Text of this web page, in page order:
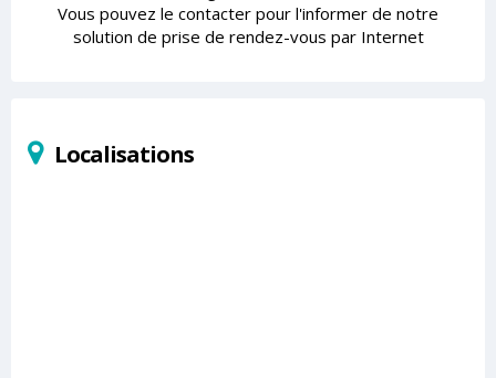
Vous pouvez le contacter pour l'informer de notre
solution de prise de rendez-vous par Internet
Localisations